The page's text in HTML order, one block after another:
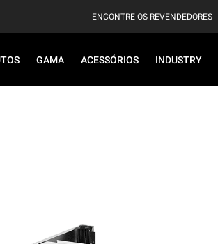
ENCONTRE OS REVENDEDORES
GAMA ACESSÓRIOS INDUSTRY